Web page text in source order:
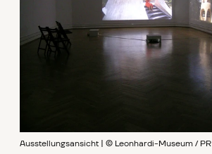
Ausstellungsansicht | © Leonhardi-Museum / PR